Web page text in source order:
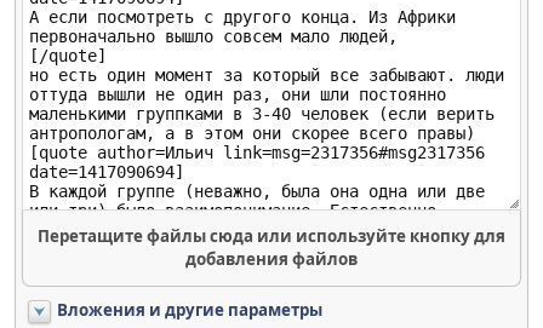
Перетащите файлы сюда или используйте кнопку для
добавления файлов
Вложения и другие параметры